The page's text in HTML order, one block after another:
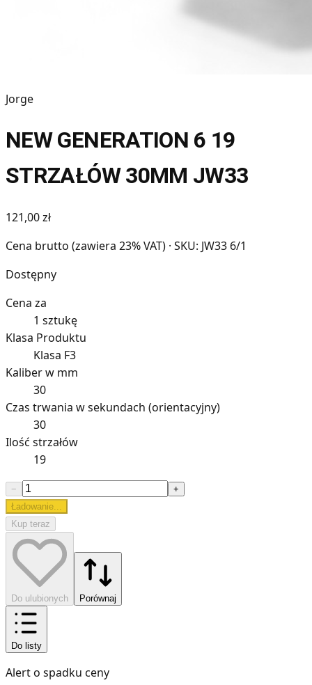
Jorge
NEW GENERATION 6 19
STRZAŁÓW 30MM JW33
121,00 zł
Cena brutto (zawiera 23% VAT) · SKU: JW33 6/1
Dostępny
Cena za
1 sztukę
Klasa Produktu
Klasa F3
Kaliber w mm
30
Czas trwania w sekundach (orientacyjny)
30
Ilość strzałów
19
−
+
Ładowanie...
Kup teraz
Do ulubionych Porównaj
Do listy
Alert o spadku ceny